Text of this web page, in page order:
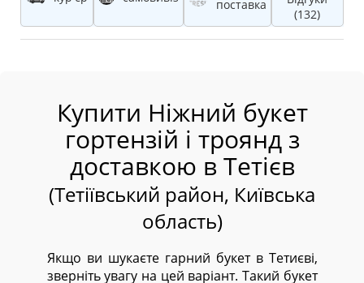
поставка
(132)
Купити Ніжний букет
гортензій і троянд з
доставкою в Тетієв
(Тетіївський район, Київська
область)
Якщо ви шукаєте гарний букет в Тетиєві,
зверніть увагу на цей варіант. Такий букет